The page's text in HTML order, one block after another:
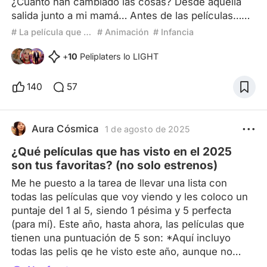
salida junto a mi mamá… Antes de las películas…
Antes de que el mundo tuviera sentido… Antes de
ser… Tenía 5 años. No recuerdo muchas cosas,
universal inherente en todo ser humano… Sin
Durante los nueve meses que t
# La película que me lleva a la infancia # Animación # Infancia
+10 Peliplaters lo LIGHT
140 57
Aura Cósmica 1 de agosto de 2025
¿Qué películas que has visto en el 2025
son tus favoritas? (no solo estrenos)
Me he puesto a la tarea de llevar una lista con
todas las películas que voy viendo y les coloco un
puntaje del 1 al 5, siendo 1 pésima y 5 perfecta
(para mí). Este año, hasta ahora, las películas que
tienen una puntuación de 5 son: *Aquí incluyo
todas las pelis qe he visto este año, aunque no